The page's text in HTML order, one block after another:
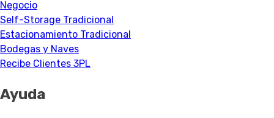
Negocio
Self-Storage Tradicional
Estacionamiento Tradicional
Bodegas y Naves
Recibe Clientes 3PL
Ayuda